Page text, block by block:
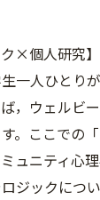
×個人研究】
一人ひとり
，ウェルビ
。ここでの
ュニティ心
ジックにつ